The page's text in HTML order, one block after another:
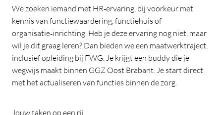
We zoeken iemand met HR‑ervaring, bij voorkeur met
kennis van functiewaardering, functiehuis of
organisatie‑inrichting. Heb je deze ervaring nog niet, maar
wil je dit graag leren? Dan bieden we een maatwerktraject,
inclusief opleiding bij FWG. Je krijgt een buddy die je
wegwijs maakt binnen GGZ Oost Brabant. Je start direct
met het actualiseren van functies binnen de zorg.
Jouw taken op een rij